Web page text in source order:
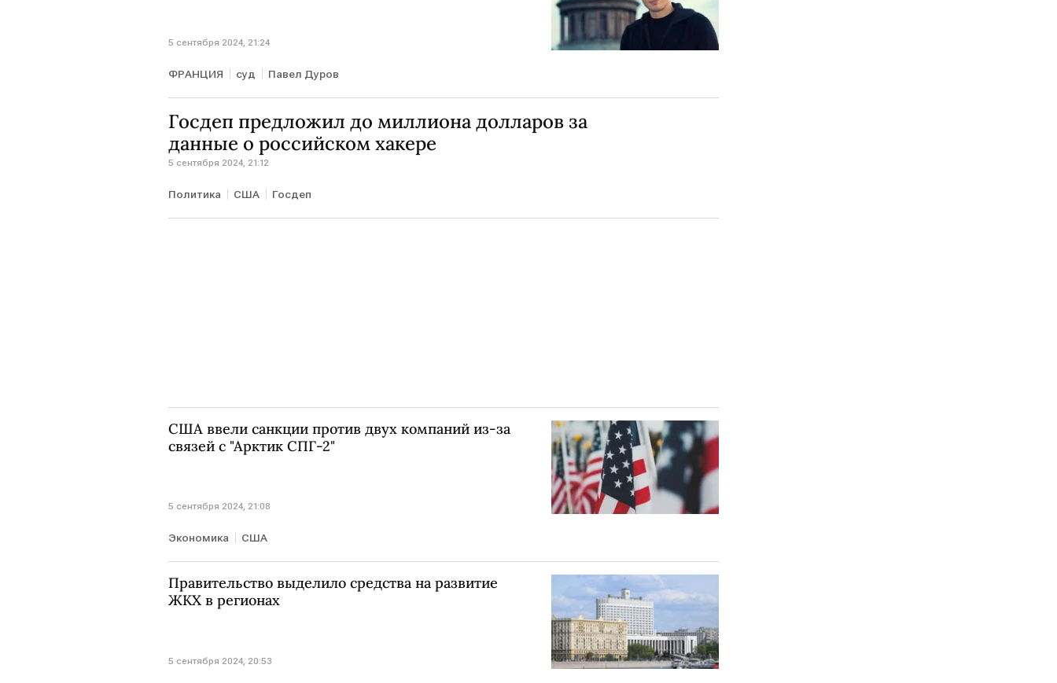
5 сентября 2024, 21:24
ФРАНЦИЯ суд Павел Дуров
Госдеп предложил до миллиона долларов за
данные о российском хакере
5 сентября 2024, 21:12
Политика США Госдеп
США ввели санкции против двух компаний из-за
связей с "Арктик СПГ-2"
5 сентября 2024, 21:08
Экономика США
Правительство выделило средства на развитие
ЖКХ в регионах
5 сентября 2024, 20:53